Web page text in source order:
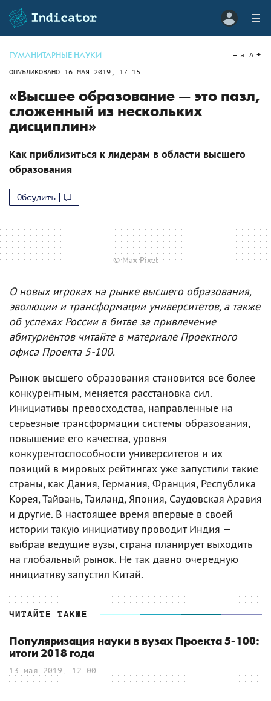
ГУМАНИТАРНЫЕ НАУКИ
ОПУБЛИКОВАНО 16 МАЯ 2019, 17:15
a A
«Высшее образование — это пазл,
сложенный из нескольких
дисциплин»
Как приблизиться к лидерам в области высшего
образования
Обсудить
© Max Pixel
О новых игроках на рынке высшего образования,
эволюции и трансформации университетов, а также
об успехах России в битве за привлечение
абитуриентов читайте в материале Проектного
офиса Проекта 5-100.
Рынок высшего образования становится все более
конкурентным, меняется расстановка сил.
Инициативы превосходства, направленные на
серьезные трансформации системы образования,
повышение его качества, уровня
конкурентоспособности университетов и их
позиций в мировых рейтингах уже запустили такие
страны, как Дания, Германия, Франция, Республика
Корея, Тайвань, Таиланд, Япония, Саудовская Аравия
и другие. В настоящее время впервые в своей
истории такую инициативу проводит Индия —
выбрав ведущие вузы, страна планирует выходить
на глобальный рынок. Не так давно очередную
инициативу запустил Китай.
ЧИТАЙТЕ ТАКЖЕ
Популяризация науки в вузах Проекта 5-100:
итоги 2018 года
13 мая 2019, 12:00